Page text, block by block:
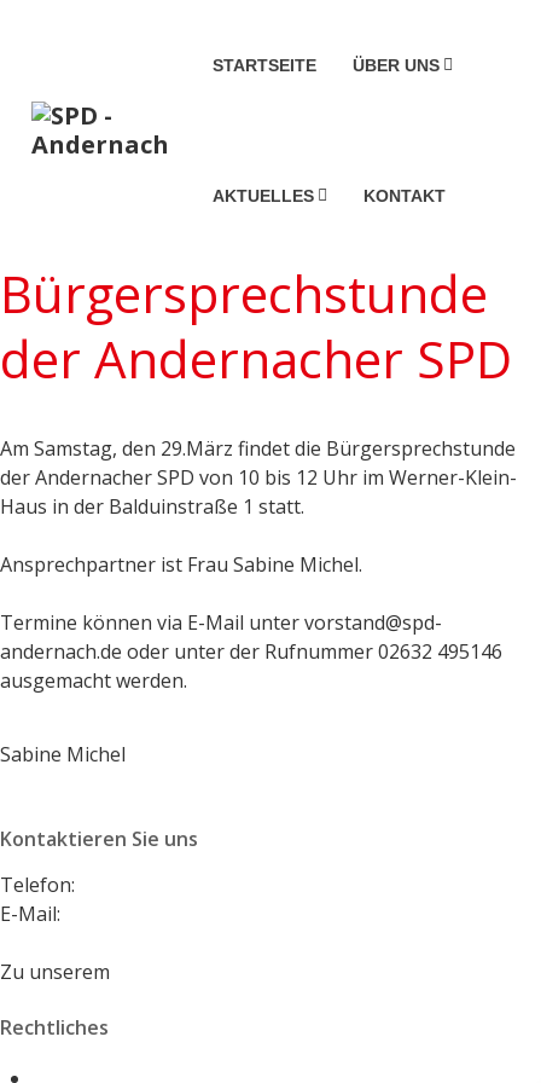
STARTSEITE ÜBER UNS
AKTUELLES KONTAKT
Bürgersprechstunde
der Andernacher SPD
Am Samstag, den 29.März findet die Bürgersprechstunde
der Andernacher SPD von 10 bis 12 Uhr im Werner-Klein-
Haus in der Balduinstraße 1 statt.
Ansprechpartner ist Frau Sabine Michel.
Termine können via E-Mail unter vorstand@spd-
andernach.de oder unter der Rufnummer 02632 495146
ausgemacht werden.
Sabine Michel
Kontaktieren Sie uns
Telefon:
E-Mail:
Zu unserem
Rechtliches